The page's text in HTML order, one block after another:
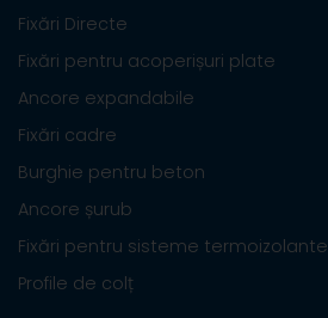
Fixări Directe
Fixări pentru acoperișuri plate
Ancore expandabile
Fixări cadre
Burghie pentru beton
Ancore șurub
Fixări pentru sisteme termoizolante
Profile de colț